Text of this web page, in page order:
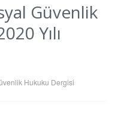
Güvenlik
Yılı
Hukuku Dergisi